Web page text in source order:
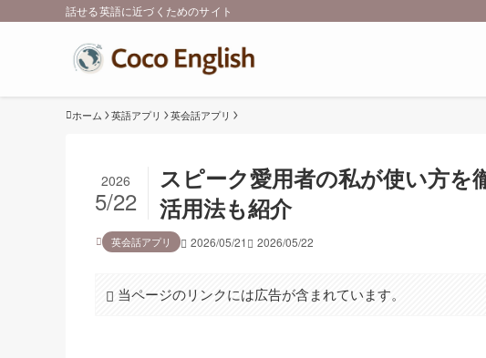
話せる英語に近づくためのサイト
ホーム 英語アプリ 英会話アプリ
スピーク愛用者の私が使い方を
活用法も紹介
2026
5/22
英会話アプリ 2026/05/21 2026/05/22
当ページのリンクには広告が含まれています。